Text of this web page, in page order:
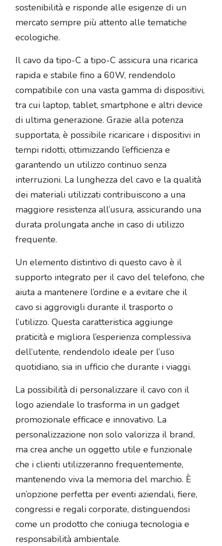
sostenibilità e risponde alle esigenze di un
mercato sempre più attento alle tematiche
ecologiche.
Il cavo da tipo-C a tipo-C assicura una ricarica
rapida e stabile fino a 60W, rendendolo
compatibile con una vasta gamma di dispositivi,
tra cui laptop, tablet, smartphone e altri device
di ultima generazione. Grazie alla potenza
supportata, è possibile ricaricare i dispositivi in
tempi ridotti, ottimizzando l’efficienza e
garantendo un utilizzo continuo senza
interruzioni. La lunghezza del cavo e la qualità
dei materiali utilizzati contribuiscono a una
maggiore resistenza all’usura, assicurando una
durata prolungata anche in caso di utilizzo
frequente.
Un elemento distintivo di questo cavo è il
supporto integrato per il cavo del telefono, che
aiuta a mantenere l’ordine e a evitare che il
cavo si aggrovigli durante il trasporto o
l’utilizzo. Questa caratteristica aggiunge
praticità e migliora l’esperienza complessiva
dell’utente, rendendolo ideale per l’uso
quotidiano, sia in ufficio che durante i viaggi.
La possibilità di personalizzare il cavo con il
logo aziendale lo trasforma in un gadget
promozionale efficace e innovativo. La
personalizzazione non solo valorizza il brand,
ma crea anche un oggetto utile e funzionale
che i clienti utilizzeranno frequentemente,
mantenendo viva la memoria del marchio. È
un’opzione perfetta per eventi aziendali, fiere,
congressi e regali corporate, distinguendosi
come un prodotto che coniuga tecnologia e
responsabilità ambientale.